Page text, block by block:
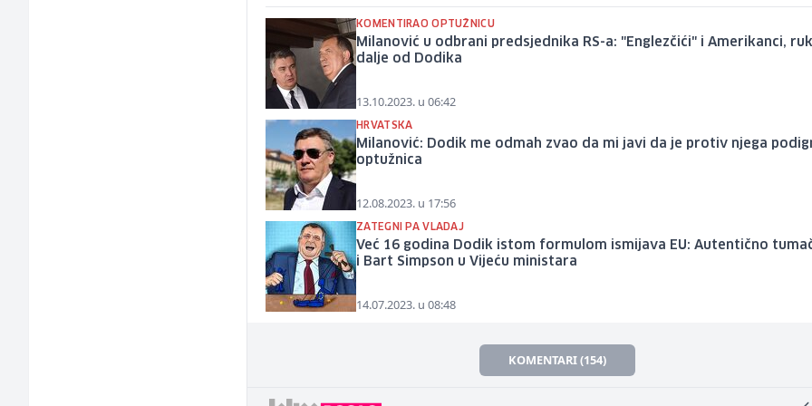
KOMENTIRAO OPTUŽNICU
Milanović u odbrani predsjednika RS-a: "Englezčići" i Amerikanci,
dalje od Dodika
13.10.2023. u 06:42
HRVATSKA
Milanović: Dodik me odmah zvao da mi javi da je protiv njega
optužnica
12.08.2023. u 17:56
ZATEGNI PA VLADAJ
Već 16 godina Dodik istom formulom ismijava EU: Autentično
i Bart Simpson u Vijeću ministara
14.07.2023. u 08:48
KOMENTARI (154)